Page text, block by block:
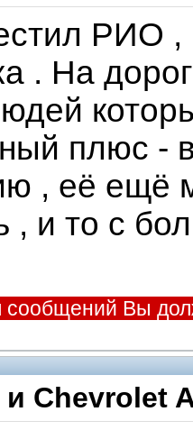
РИО ,
. На
плюс -
, её ещё
, и то с
сообщений Вы
Chevrolet